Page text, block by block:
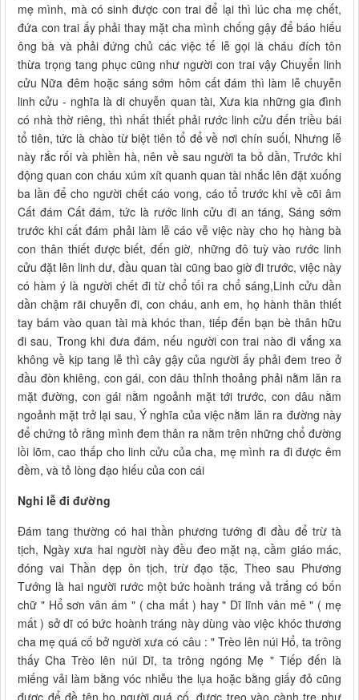
mẹ mình, mà có sinh được con trai để lại thì lúc cha mẹ chết,
đứa con trai ấy phải thay mặt cha mình chống gậy để báo hiếu
ông bà và phải đứng chủ các việc tế lễ gọi là cháu đích tôn
thừa trọng tang phục cũng như người con trai vậy Chuyển linh
cửu Nữa đêm hoặc sáng sớm hôm cất đám thì làm lễ chuyễn
linh cửu - nghĩa là di chuyễn quan tài, Xưa kia những gia đình
có nhà thờ riêng, thì nhất thiết phải rước linh cửu đến triều bái
tổ tiên, tức là chào từ biệt tiên tổ để về nơi chín suối, Nhưng lễ
này rắc rối và phiền hà, nên về sau người ta bỏ dần, Trước khi
động quan con cháu xúm xít quanh quan tài nhắc lên đặt xuống
ba lần để cho người chết cáo vong, cáo tổ trước khi về cõi âm
Cất đám Cất đám, tức là rước linh cửu đi an táng, Sáng sớm
trước khi cất đám phải làm lễ cáo vễ việc này cho họ hàng bà
con thân thiết được biết, đến giờ, những đô tuỳ vào rước linh
cửu đặt lên linh dư, đầu quan tài cũng bao giờ đi trước, việc này
có hàm ý là người chết đi từ chổ tối ra chổ sáng,Linh cửu dần
dần chậm rãi chuyễn đi, con cháu, anh em, họ hành thân thiết
tay bám vào quan tài mà khóc than, tiếp đến bạn bè thân hữu
đi sau, Trong khi đưa đám, nếu người con trai nào đi vắng xa
không về kịp tang lễ thì cây gậy của người ấy phải đem treo ở
đầu đòn khiêng, con gái, con dâu thỉnh thoảng phải nằm lăn ra
mặt đường, con gái nằm ngoảnh mặt tới trước, con dâu nằm
ngoảnh mặt trở lại sau, Ý nghĩa của việc nằm lăn ra đường này
để chứng tỏ rằng mình đem thân ra nằm trên những chổ đường
lồi lõm, cao thấp cho linh cửu của cha, mẹ mình ra đi được êm
đềm, và tỏ lòng đạo hiếu của con cái
Nghi lễ đi đường
Đám tang thường có hai thần phương tướng đi đầu để trừ tà
tịch, Ngày xưa hai người này đều đeo mặt nạ, cầm giáo mác,
đóng vai Thần dẹp ôn tịch, trừ đạo tặc, Theo sau Phương
Tướng là hai người rước một bức hoành tráng vả trắng có bốn
chữ " Hổ sơn vân ám " ( cha mất ) hay " Dĩ lĩnh vân mê " ( mẹ
mất ) sở dĩ có bức hoành tráng này dùng vào việc khóc thương
cha mẹ quá cố bở người xưa có câu : " Trèo lên núi Hổ, ta trông
thấy Cha Trèo lên núi Dĩ, ta trông ngóng Mẹ " Tiếp đến là
miếng vải làm bằng vóc nhiễu the lụa hoặc bằng giấy đỏ cũng